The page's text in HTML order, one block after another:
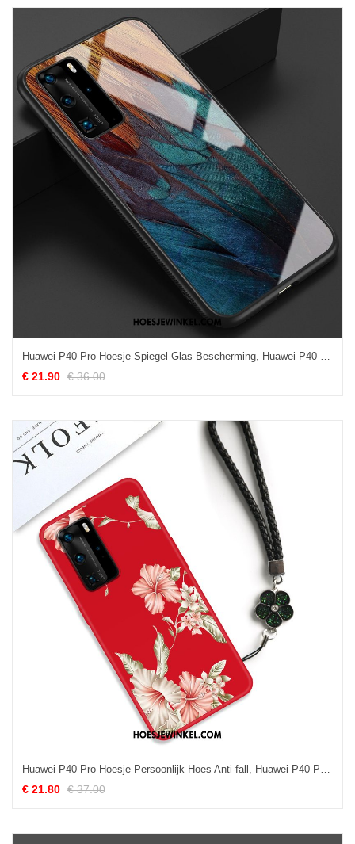
Huawei P40 Pro Hoesje Spiegel Glas Bescherming, Huawei P40 Pro Hoesje Siliconen Hoes
€ 21.90 € 36.00
Huawei P40 Pro Hoesje Persoonlijk Hoes Anti-fall, Huawei P40 Pro Hoesje Chinese Stijl Scheppend
€ 21.80 € 37.00